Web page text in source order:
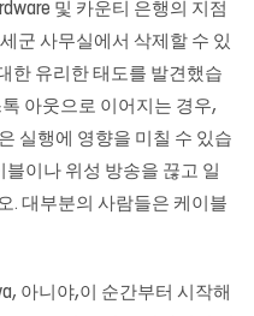
및 카운티 은행의 지점
군 사무실에서 삭제할 수 있
한 유리한 태도를 발견했습
톡 아웃으로 이어지는 경우,
실행에 영향을 미칠 수 있습
이나 위성 방송을 끊고 일
. 대부분의 사람들은 케이블
아니야,이 순간부터 시작해